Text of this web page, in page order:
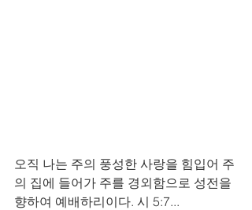
오직 나는 주의 풍성한 사랑을 힘입어 주
의 집에 들어가 주를 경외함으로 성전을
향하여 예배하리이다. 시 5:7...